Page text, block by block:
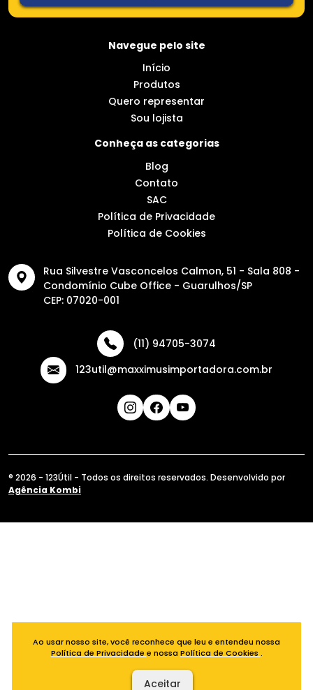
Navegue pelo site
Início
Produtos
Quero representar
Sou lojista
Conheça as categorias
Blog
Contato
SAC
Política de Privacidade
Política de Cookies
Rua Silvestre Vasconcelos Calmon, 51 - Sala 808 -
Condomínio Cube Office - Guarulhos/SP
CEP: 07020-001
(11) 94705-3074
123util@maxximusimportadora.com.br
® 2026 - 123Útil - Todos os direitos reservados. Desenvolvido por
Agência Kombi
Ao usar nosso site, você reconhece que leu e entendeu nossa
Política de Privacidade e nossa Política de Cookies .
Aceitar